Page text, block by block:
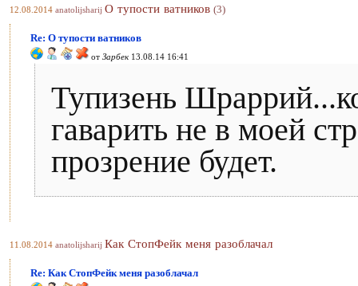
12.08.2014 anatolijsharij О тупости ватников (3)
Re: О тупости ватников
от Зарбек 13.08.14 16:41
Тупизень
гаварить не в моей
прозрение будет.
11.08.2014 anatolijsharij Как СтопФейк меня разоблачал
Re: Как СтопФейк меня разоблачал